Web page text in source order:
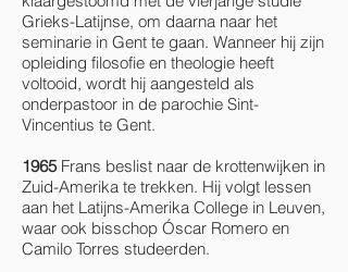
Grieks-Latijnse, om daarna naar het
seminarie in Gent te gaan. Wanneer hij zijn
opleiding filosofie en theologie heeft
voltooid, wordt hij aangesteld als
onderpastoor in de parochie Sint-
Vincentius te Gent.
1965 Frans beslist naar de krottenwijken in
Zuid-Amerika te trekken. Hij volgt lessen
aan het Latijns-Amerika College in Leuven,
waar ook bisschop Óscar Romero en
Camilo Torres studeerden.